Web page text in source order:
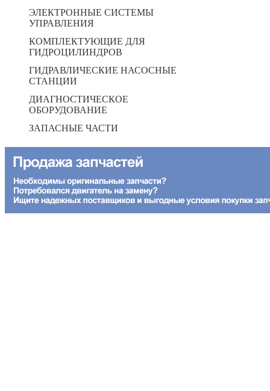
ЭЛЕКТРОННЫЕ СИСТЕМЫ
УПРАВЛЕНИЯ
КОМПЛЕКТУЮЩИЕ ДЛЯ
ГИДРОЦИЛИНДРОВ
ГИДРАВЛИЧЕСКИЕ НАСОСНЫЕ
СТАНЦИИ
ДИАГНОСТИЧЕСКОЕ
ОБОРУДОВАНИЕ
ЗАПАСНЫЕ ЧАСТИ